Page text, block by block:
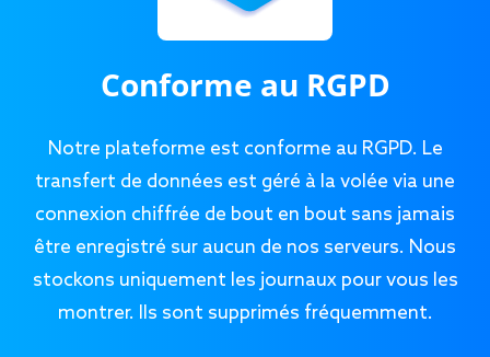
Conforme au RGPD
Notre plateforme est conforme au RGPD. Le
transfert de données est géré à la volée via une
connexion chiffrée de bout en bout sans jamais
être enregistré sur aucun de nos serveurs. Nous
stockons uniquement les journaux pour vous les
montrer. Ils sont supprimés fréquemment.